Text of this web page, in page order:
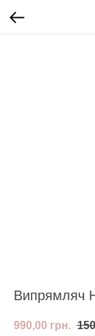
Випрямляч
990,00 грн.